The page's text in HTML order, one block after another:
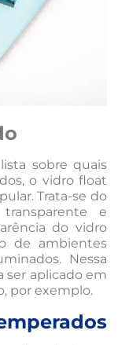
sobre quais
o vidro float
Trata-se do
e
do vidro
de ambientes
Nessa
ser aplicado em
por exemplo.